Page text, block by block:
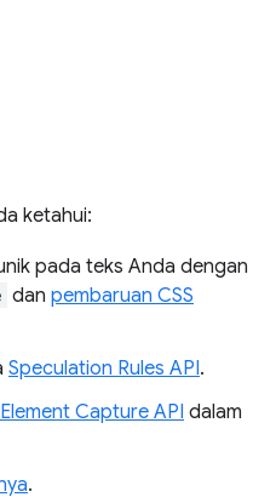
ketahui:
pada teks Anda dengan
dan pembaruan CSS
Speculation Rules API.
Element Capture API dalam
.